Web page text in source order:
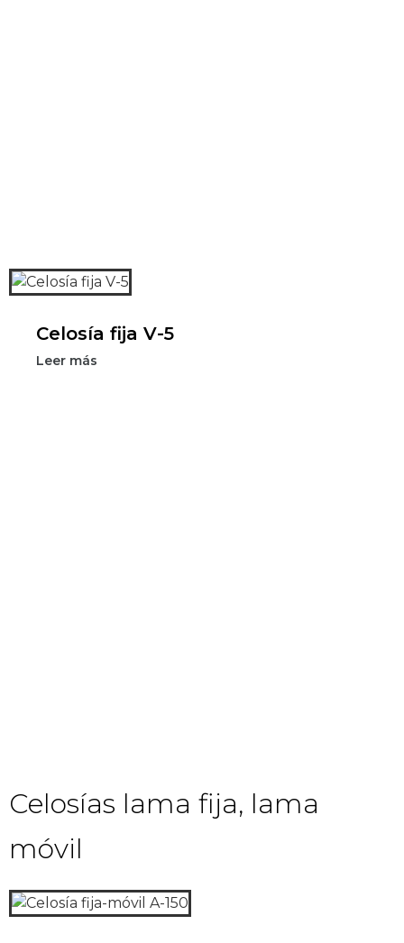
Celosía fija V-5
Leer más
Celosías lama fija, lama
móvil